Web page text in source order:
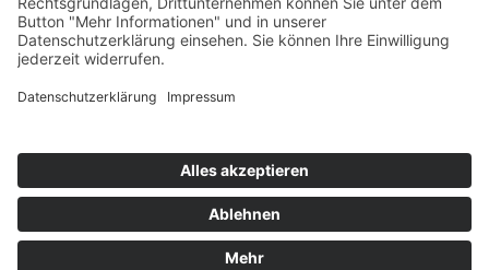
ROSTFREI-STAHLGeisweid GmbH
+49 (0)2737-5950 -0
info(at)rostfrei-stahl.de